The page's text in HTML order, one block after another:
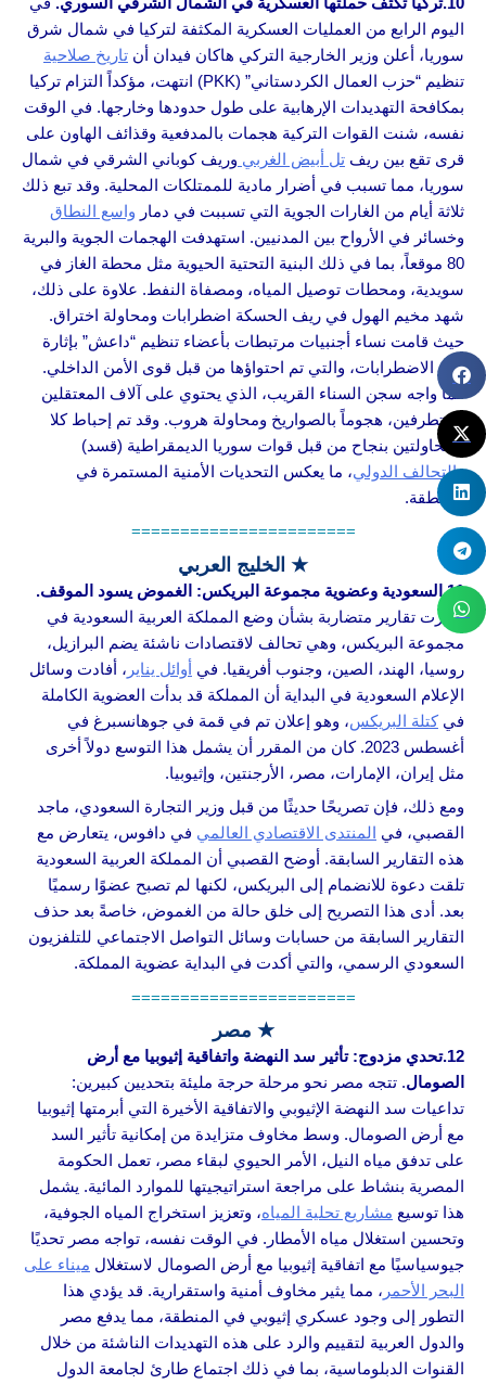
اليوم الرابع من العمليات العسكرية المكثفة لتركيا في شمال شرق
سوريا، أعلن وزير الخارجية التركي هاكان فيدان أن تاريخ صلاحية
تنظيم “حزب العمال الكردستاني” (PKK) انتهت، مؤكداً التزام تركيا
بمكافحة التهديدات الإرهابية على طول حدودها وخارجها. في الوقت
نفسه، شنت القوات التركية هجمات بالمدفعية وقذائف الهاون على
قرى تقع بين ريف تل أبيض الغربي وريف كوباني الشرقي في شمال
سوريا، مما تسبب في أضرار مادية للممتلكات المحلية. وقد تبع ذلك
ثلاثة أيام من الغارات الجوية التي تسببت في دمار واسع النطاق
وخسائر في الأرواح بين المدنيين. استهدفت الهجمات الجوية والبرية
80 موقعاً، بما في ذلك البنية التحتية الحيوية مثل محطة الغاز في
سويدية، ومحطات توصيل المياه، ومصفاة النفط. علاوة على ذلك،
شهد مخيم الهول في ريف الحسكة اضطرابات ومحاولة اختراق.
حيث قامت نساء أجنبيات مرتبطات بأعضاء تنظيم “داعش” بإثارة
هذه الاضطرابات، والتي تم احتواؤها من قبل قوى الأمن الداخلي.
كما واجه سجن السناء القريب، الذي يحتوي على آلاف المعتقلين
المتطرفين، هجوماً بالصواريخ ومحاولة هروب. وقد تم إحباط كلا
المحاولتين بنجاح من قبل قوات سوريا الديمقراطية (قسد)
والتحالف الدولي، ما يعكس التحديات الأمنية المستمرة في
المنطقة.
=======================
★ الخليج العربي
11.السعودية وعضوية مجموعة البريكس: الغموض يسود الموقف.
ظهرت تقارير متضاربة بشأن وضع المملكة العربية السعودية في
مجموعة البريكس، وهي تحالف لاقتصادات ناشئة يضم البرازيل،
روسيا، الهند، الصين، وجنوب أفريقيا. في أوائل يناير ، أفادت وسائل
الإعلام السعودية في البداية أن المملكة قد بدأت العضوية الكاملة
فيكتلة البريكس، وهو إعلان تم في قمة في جوهانسبرغ في
أغسطس 2023. كان من المقرر أن يشمل هذا التوسع دولاً أخرى
مثل إيران، الإمارات، مصر، الأرجنتين، وإثيوبيا.
ومع ذلك، فإن تصريحًا حديثًا من قبل وزير التجارة السعودي، ماجد
القصبي، في المنتدى الاقتصادي العالمي في دافوس، يتعارض مع
هذه التقارير السابقة. أوضح القصبي أن المملكة العربية السعودية
تلقت دعوة للانضمام إلى البريكس، لكنها لم تصبح عضوًا رسميًا
بعد. أدى هذا التصريح إلى خلق حالة من الغموض، خاصةً بعد حذف
التقارير السابقة من حسابات وسائل التواصل الاجتماعي للتلفزيون
السعودي الرسمي، والتي أكدت في البداية عضوية المملكة.
=======================
★ مصر
12.تحدي مزدوج: تأثير سد النهضة واتفاقية إثيوبيا مع أرض
الصومال. تتجه مصر نحو مرحلة حرجة مليئة بتحديين كبيرين:
تداعيات سد النهضة الإثيوبي والاتفاقية الأخيرة التي أبرمتها إثيوبيا
مع أرض الصومال. وسط مخاوف متزايدة من إمكانية تأثير السد
على تدفق مياه النيل، الأمر الحيوي لبقاء مصر، تعمل الحكومة
المصرية بنشاط على مراجعة استراتيجيتها للموارد المائية. يشمل
هذا توسيع مشاريع تحلية المياه، وتعزيز استخراج المياه الجوفية،
وتحسين استغلال مياه الأمطار. في الوقت نفسه، تواجه مصر تحديًا
جيوسياسيًا مع اتفاقية إثيوبيا مع أرض الصومال لاستغلال ميناء على
البحر الأحمر ، مما يثير مخاوف أمنية واستقرارية. قد يؤدي هذا
التطور إلى وجود عسكري إثيوبي في المنطقة، مما يدفع مصر
والدول العربية لتقييم والرد على هذه التهديدات الناشئة من خلال
القنوات الدبلوماسية، بما في ذلك اجتماع طارئ لجامعة الدول